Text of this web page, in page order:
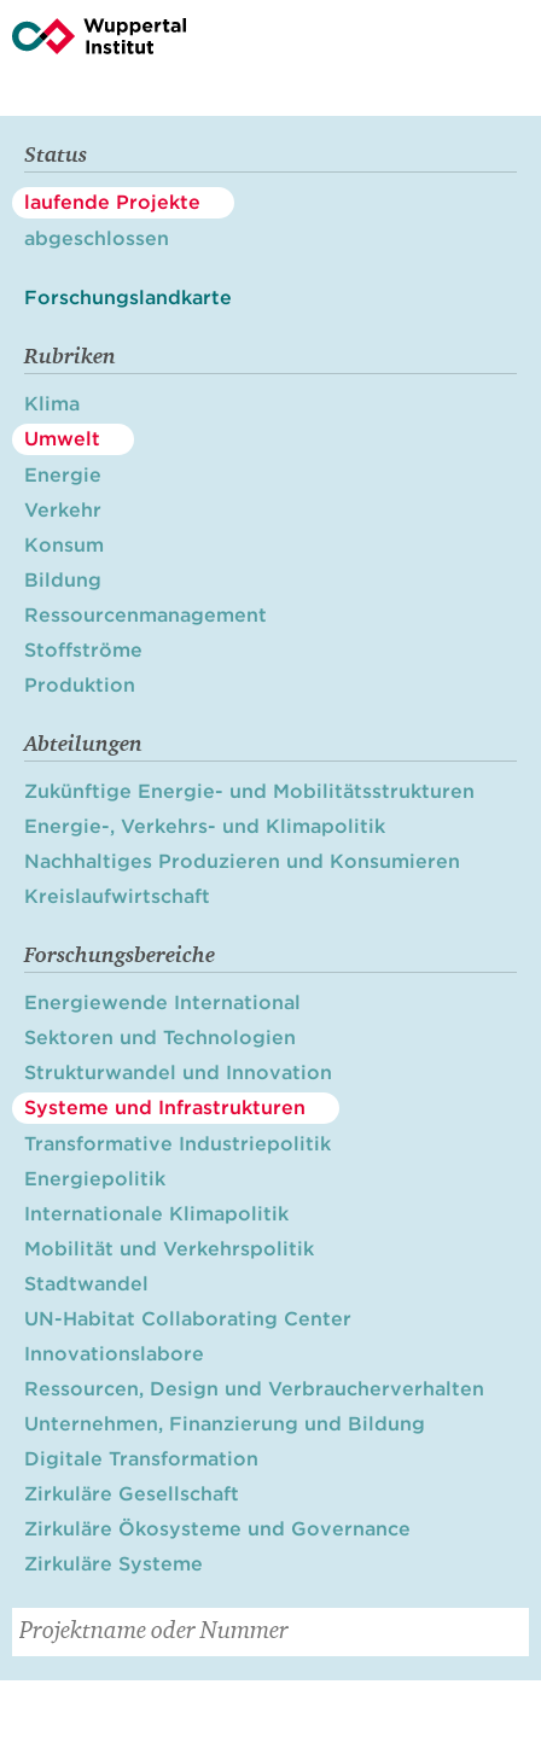
Status
laufende Projekte
abgeschlossen
Forschungslandkarte
Rubriken
Klima
Umwelt
Energie
Verkehr
Konsum
Bildung
Ressourcenmanagement
Stoffströme
Produktion
Abteilungen
Zukünftige Energie- und Mobilitätsstrukturen
Energie-, Verkehrs- und Klimapolitik
Nachhaltiges Produzieren und Konsumieren
Kreislaufwirtschaft
Forschungsbereiche
Energiewende International
Sektoren und Technologien
Strukturwandel und Innovation
Systeme und Infrastrukturen
Transformative Industriepolitik
Energiepolitik
Internationale Klimapolitik
Mobilität und Verkehrspolitik
Stadtwandel
UN-Habitat Collaborating Center
Innovationslabore
Ressourcen, Design und Verbraucherverhalten
Unternehmen, Finanzierung und Bildung
Digitale Transformation
Zirkuläre Gesellschaft
Zirkuläre Ökosysteme und Governance
Zirkuläre Systeme